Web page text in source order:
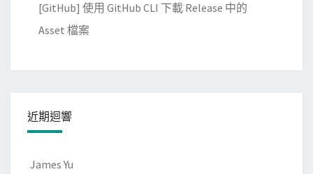
[GitHub] 使用 GitHub CLI 下載 Release 中的
Asset 檔案
近期迴響
James Yu